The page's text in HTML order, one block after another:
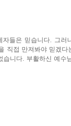
들은 믿습니다. 그
직접 만져봐야 믿겠
니다. 부활하신 예수